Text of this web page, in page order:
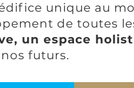
unique au
de toutes
un espace
futurs.